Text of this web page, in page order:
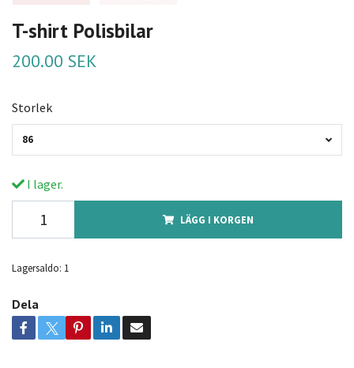
T-shirt Polisbilar
200.00 SEK
Storlek
86
I lager.
LÄGG I KORGEN
Lagersaldo: 1
Dela